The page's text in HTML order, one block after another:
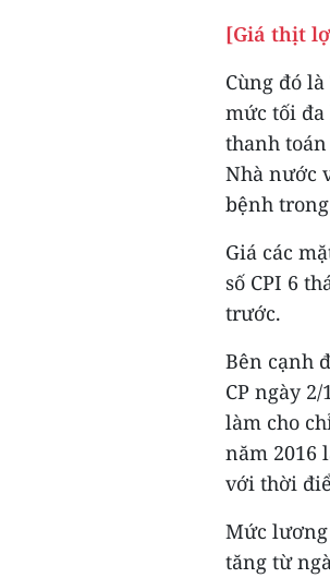
[Giá thịt
Cùng đó
mức tối
thanh
Nhà nước
bệnh
Giá các
số CPI 6
trước.
Bên cạnh
CP ngày
làm cho
năm 2016
với thời
Mức
tăng từ